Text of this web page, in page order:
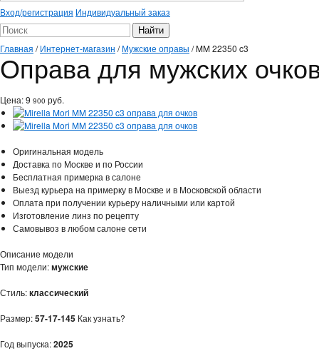
Вход/регистрация Индивидуальный заказ
Главная /Интернет-магазин /Мужские оправы /MM 22350 c3
Оправа для мужских
Цена:9 900 руб.
Оригинальная модель
Доставка по Москве и по России
Бесплатная примерка в салоне
Выезд курьера на примерку в Москве и в Московской области
Оплата при получении курьеру наличными или картой
Изготовление линз по рецепту
Самовывоз в любом салоне сети
Описание модели
Тип модели:мужские
Стиль:классический
Размер:57-17-145 Как узнать?
Год выпуска:2025